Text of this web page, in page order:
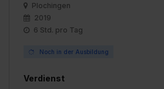
Plochingen
2019
6 Std. pro Tag
Noch in der Ausbildung
Verdienst